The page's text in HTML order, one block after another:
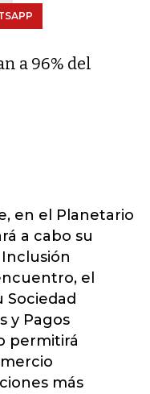
a 96% del
en el Planetario
a cabo su
el
Sociedad
y Pagos
permitirá
más